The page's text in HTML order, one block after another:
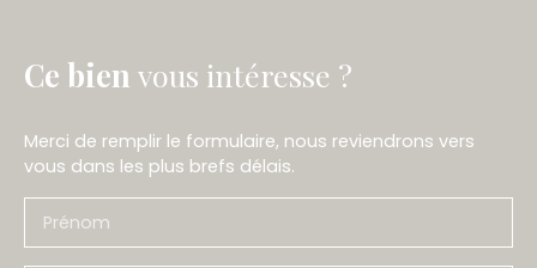
Ce bien vous intéresse ?
Merci de remplir le formulaire, nous reviendrons vers
vous dans les plus brefs délais.
Prénom